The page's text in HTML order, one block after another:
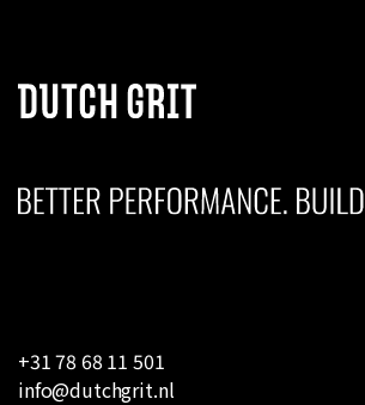
+31 78 68 11 501
info@dutchgrit.nl